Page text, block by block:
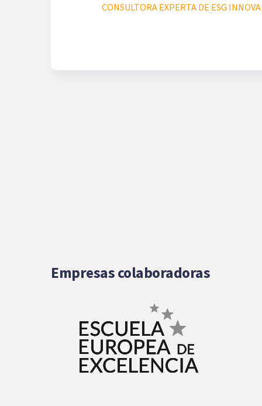
CONSULTORA EXPERTA DE ESG
Empresas colaboradoras